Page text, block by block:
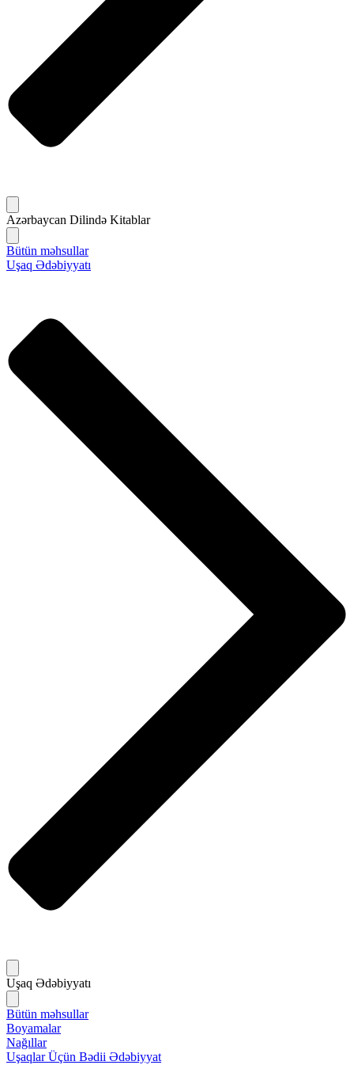
Azərbaycan Dilində Kitablar
Bütün məhsullar
Uşaq Ədəbiyyatı
Uşaq Ədəbiyyatı
Bütün məhsullar
Boyamalar
Nağıllar
Uşaqlar Üçün Bədii Ədəbiyyat